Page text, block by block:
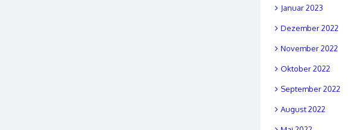
Januar 2023
Dezember 2022
November 2022
Oktober 2022
September 2022
August 2022